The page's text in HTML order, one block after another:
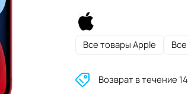
Все товары Apple
Возврат в течение